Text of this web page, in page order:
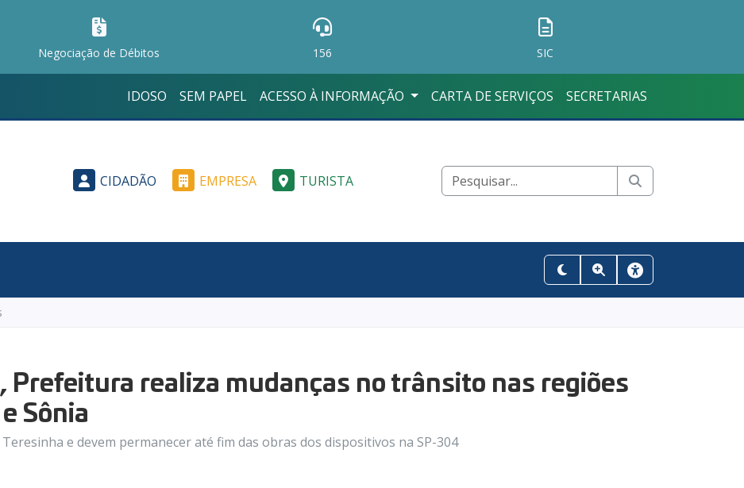
Negociação de Débitos 156 SIC
IDOSO SEM PAPEL ACESSO À INFORMAÇÃO CARTA DE SERVIÇOS SECRETARIAS
CIDADÃO EMPRESA TURISTA
Prefeitura realiza mudanças no trânsito nas regiões
Sônia
e devem permanecer até fim das obras dos dispositivos na SP-304